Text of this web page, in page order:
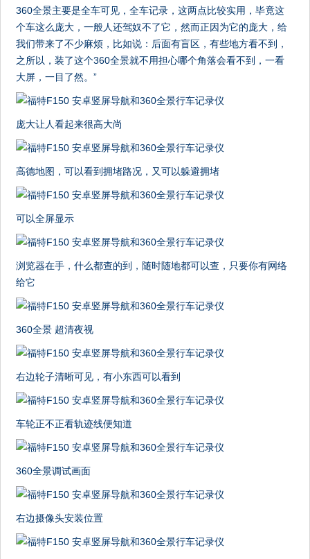
360全景主要是全车可见，全车记录，这两点比较实用，毕竟这
个车这么庞大，一般人还驾奴不了它，然而正因为它的庞大，给
我们带来了不少麻烦，比如说：后面有盲区，有些地方看不到，
之所以，装了这个360全景就不用担心哪个角落会看不到，一看
大屏，一目了然。”
庞大让人看起来很高大尚
高德地图，可以看到拥堵路况，又可以躲避拥堵
可以全屏显示
浏览器在手，什么都查的到，随时随地都可以查，只要你有网络
给它
360全景 超清夜视
右边轮子清晰可见，有小东西可以看到
车轮正不正看轨迹线便知道
360全景调试画面
右边摄像头安装位置